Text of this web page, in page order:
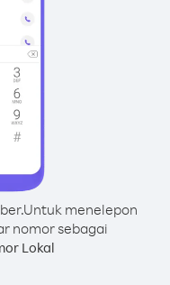
Untuk menelepon
nomor sebagai
Lokal